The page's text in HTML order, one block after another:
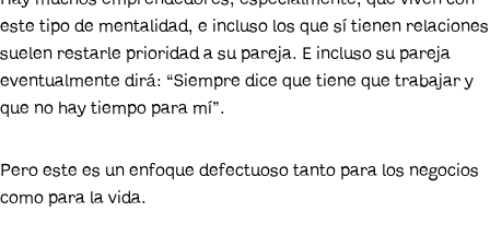
este tipo de mentalidad, e incluso los que sí tienen relaciones
suelen restarle prioridad a su pareja. E incluso su pareja
eventualmente dirá: “Siempre dice que tiene que trabajar y
que no hay tiempo para mí”.
Pero este es un enfoque defectuoso tanto para los negocios
como para la vida.